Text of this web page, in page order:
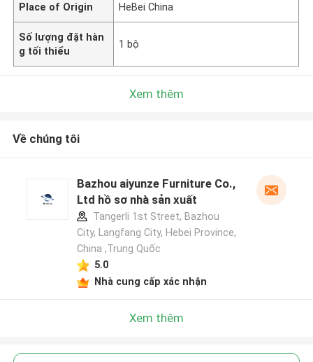
Place of Origin HeBei China
Số lượng đặt hàn
g tối thiểu
1 bộ
Xem thêm
Về chúng tôi
Bazhou aiyunze Furniture Co.,
Ltd hồ sơ nhà sản xuất
Tangerli 1st Street, Bazhou
City, Langfang City, Hebei Province,
China ,Trung Quốc
5.0
Nhà cung cấp xác nhận
Xem thêm